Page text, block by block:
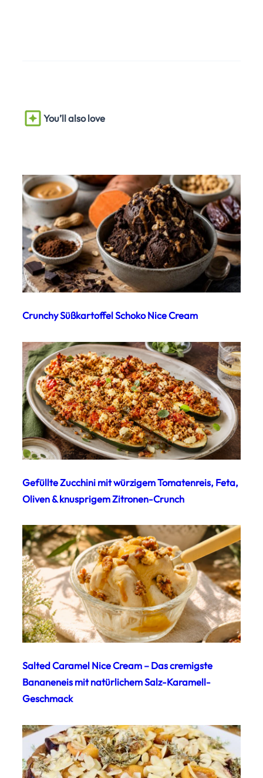
You’ll also love
Crunchy Süßkartoffel Schoko Nice Cream
Gefüllte Zucchini mit würzigem Tomatenreis, Feta,
Oliven & knusprigem Zitronen-Crunch
Salted Caramel Nice Cream – Das cremigste
Bananeneis mit natürlichem Salz-Karamell-
Geschmack